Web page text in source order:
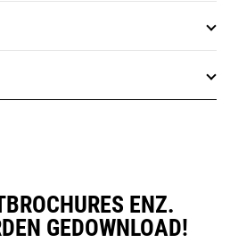
ENZ.
GEDOWNLOAD!